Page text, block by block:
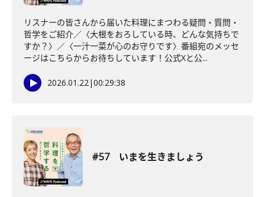
リスナーの皆さんから届いた料理にまつわる疑問・質問・
哲学をご紹介／〈大根をおろしている時、どんな気持ちで
すか？〉／〈一汁一菜が心のお守りです〉番組宛のメッセ
ージはこちらからお待ちしています！公式Xと公...
2026.01.22|00:29:38
#57 いまを生きましょう